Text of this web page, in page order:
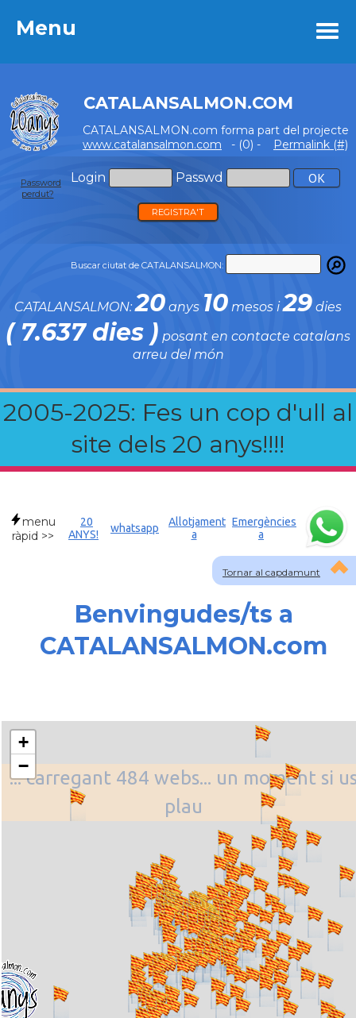
Menu
CATALANSALMON.COM
CATALANSALMON.com forma part del projecte
www.catalansalmon.com - (0) - Permalink (#)
Login Passwd
Password
perdut?
REGISTRA'T
Buscar ciutat de CATALANSALMON:
CATALANSALMON:20 anys 10 mesos i29 dies
( 7.637 dies ) posant en contacte catalans
arreu del món
2005-2025: Fes un cop d'ull al
site dels 20 anys!!!!
Menu
Tornar al capdamunt
menu
ràpid >>
20
ANYS!
whatsapp
Allotjament
a
Emergències
a
Benvingudes/ts a
CATALANSALMON.com
... carregant 484 webs... un moment si
plau
+
−